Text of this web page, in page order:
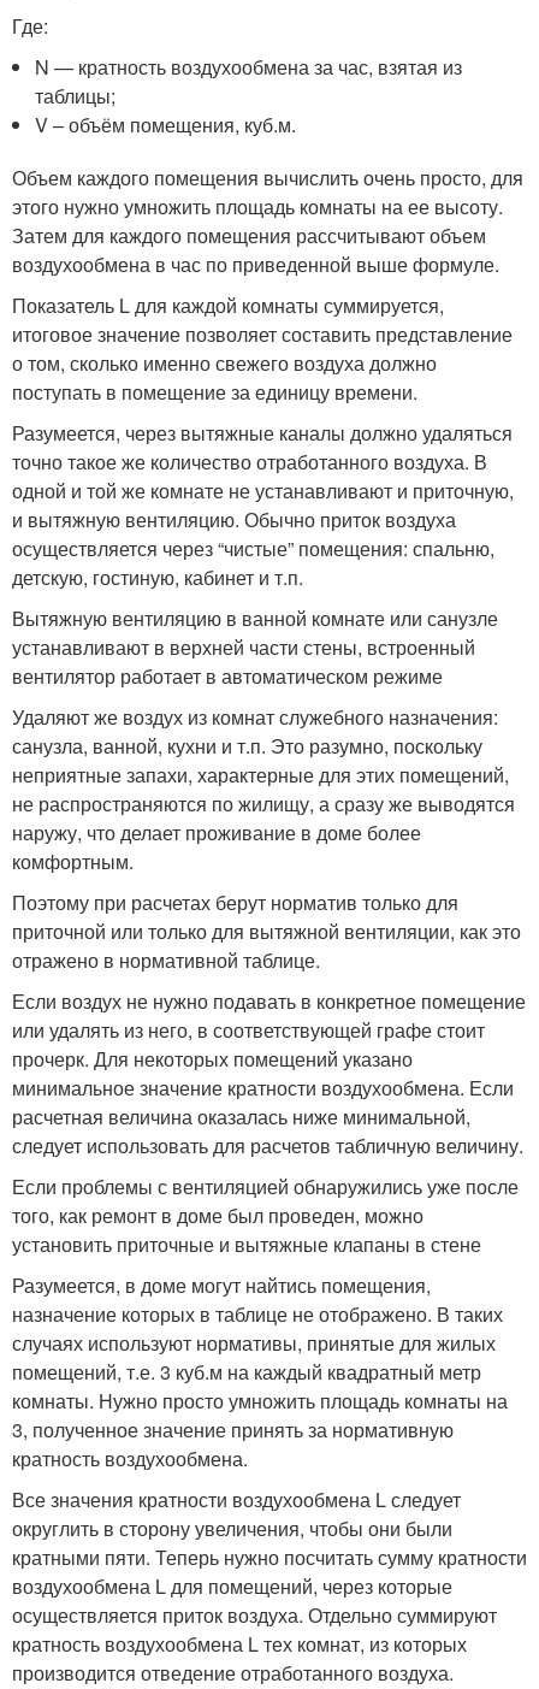
Где:
N — кратность воздухообмена за час, взятая из
таблицы;
V – объём помещения, куб.м.
Объем каждого помещения вычислить очень просто, для
этого нужно умножить площадь комнаты на ее высоту.
Затем для каждого помещения рассчитывают объем
воздухообмена в час по приведенной выше формуле.
Показатель L для каждой комнаты суммируется,
итоговое значение позволяет составить представление
о том, сколько именно свежего воздуха должно
поступать в помещение за единицу времени.
Разумеется, через вытяжные каналы должно удаляться
точно такое же количество отработанного воздуха. В
одной и той же комнате не устанавливают и приточную,
и вытяжную вентиляцию. Обычно приток воздуха
осуществляется через “чистые” помещения: спальню,
детскую, гостиную, кабинет и т.п.
Вытяжную вентиляцию в ванной комнате или санузле
устанавливают в верхней части стены, встроенный
вентилятор работает в автоматическом режиме
Удаляют же воздух из комнат служебного назначения:
санузла, ванной, кухни и т.п. Это разумно, поскольку
неприятные запахи, характерные для этих помещений,
не распространяются по жилищу, а сразу же выводятся
наружу, что делает проживание в доме более
комфортным.
Поэтому при расчетах берут норматив только для
приточной или только для вытяжной вентиляции, как это
отражено в нормативной таблице.
Если воздух не нужно подавать в конкретное помещение
или удалять из него, в соответствующей графе стоит
прочерк. Для некоторых помещений указано
минимальное значение кратности воздухообмена. Если
расчетная величина оказалась ниже минимальной,
следует использовать для расчетов табличную величину.
Если проблемы с вентиляцией обнаружились уже после
того, как ремонт в доме был проведен, можно
установить приточные и вытяжные клапаны в стене
Разумеется, в доме могут найтись помещения,
назначение которых в таблице не отображено. В таких
случаях используют нормативы, принятые для жилых
помещений, т.е. 3 куб.м на каждый квадратный метр
комнаты. Нужно просто умножить площадь комнаты на
3, полученное значение принять за нормативную
кратность воздухообмена.
Все значения кратности воздухообмена L следует
округлить в сторону увеличения, чтобы они были
кратными пяти. Теперь нужно посчитать сумму кратности
воздухообмена L для помещений, через которые
осуществляется приток воздуха. Отдельно суммируют
кратность воздухообмена L тех комнат, из которых
производится отведение отработанного воздуха.